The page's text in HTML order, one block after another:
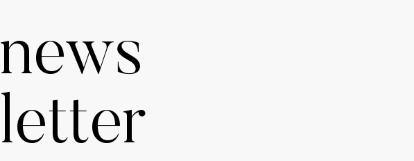
news
letter